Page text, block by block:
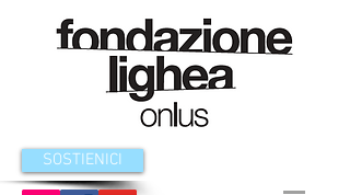
SOSTIENICI